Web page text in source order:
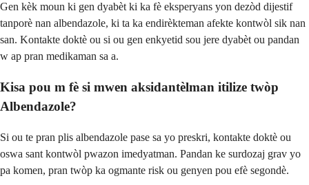
Gen kèk moun ki gen dyabèt ki ka fè eksperyans yon dezòd dijestif
tanporè nan albendazole, ki ta ka endirèkteman afekte kontwòl sik nan
san. Kontakte doktè ou si ou gen enkyetid sou jere dyabèt ou pandan
w ap pran medikaman sa a.
Kisa pou m fè si mwen aksidantèlman itilize twòp
Albendazole?
Si ou te pran plis albendazole pase sa yo preskri, kontakte doktè ou
oswa sant kontwòl pwazon imedyatman. Pandan ke surdozaj grav yo
pa komen, pran twòp ka ogmante risk ou genyen pou efè segondè.